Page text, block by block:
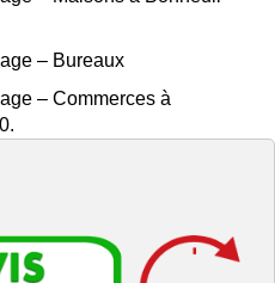
– Bureaux
– Commerces à